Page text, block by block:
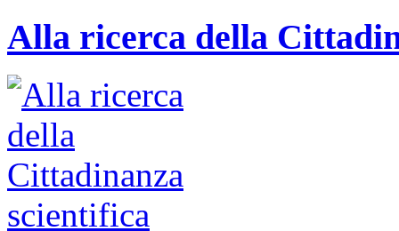
Alla ricerca della